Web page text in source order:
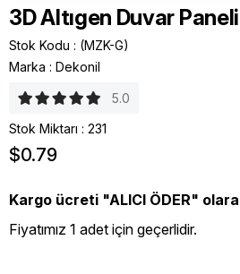
3D Altıgen Duvar
Stok Kodu
(MZK-G)
Marka : Dekonil
5.0
Stok Miktarı : 231
$0.79
Kargo ücreti "ALICI ÖDER"
Fiyatımız 1 adet için geçerlidir.